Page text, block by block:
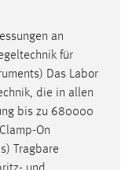
an
für
Das Labor
, die in allen
bis zu 680000
On
Tragbare
der Website.